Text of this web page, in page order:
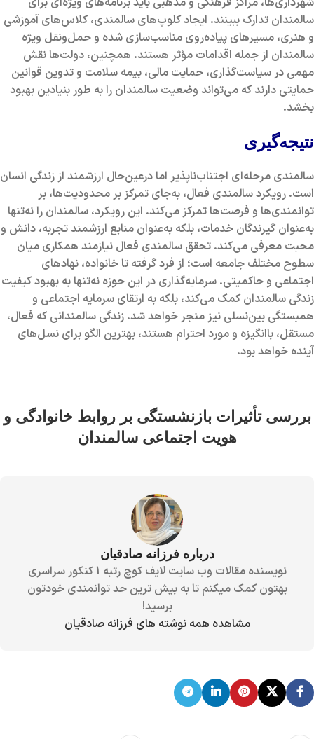
سالمندان تدارک ببینند. ایجاد کلوپ‌های سالمندی، کلاس‌های آموزشی
و هنری، مسیرهای پیاده‌روی مناسب‌سازی شده و حمل‌ونقل ویژه
سالمندان از جمله اقدامات مؤثر هستند. همچنین، دولت‌ها نقش
مهمی در سیاست‌گذاری، حمایت مالی، بیمه سلامت و تدوین قوانین
حمایتی دارند که می‌تواند وضعیت سالمندان را به طور بنیادین بهبود
بخشد.
نتیجه‌گیری
سالمندی مرحله‌ای اجتناب‌ناپذیر اما درعین‌حال ارزشمند از زندگی انسان
است. رویکرد سالمندی فعال، به‌جای تمرکز بر محدودیت‌ها، بر
توانمندی‌ها و فرصت‌ها تمرکز می‌کند. این رویکرد، سالمندان را نه‌تنها
به‌عنوان گیرندگان خدمات، بلکه به‌عنوان منابع ارزشمند تجربه، دانش و
محبت معرفی می‌کند. تحقق سالمندی فعال نیازمند همکاری میان
سطوح مختلف جامعه است؛ از فرد گرفته تا خانواده، نهادهای
اجتماعی و حاکمیتی. سرمایه‌گذاری در این حوزه نه‌تنها به بهبود کیفیت
زندگی سالمندان کمک می‌کند، بلکه به ارتقای سرمایه اجتماعی و
همبستگی بین‌نسلی نیز منجر خواهد شد. زندگی سالمندانی که فعال،
مستقل، باانگیزه و مورد احترام هستند، بهترین الگو برای نسل‌های
آینده خواهد بود.
بررسی تأثیرات بازنشستگی بر روابط خانوادگی و
هویت اجتماعی سالمندان
درباره فرزانه صادقیان
نویسنده مقالات وب سایت لایف کوچ رتبه 1 کنکور سراسری
بهتون کمک میکنم تا به بیش ترین حد توانمندی خودتون
برسید!
مشاهده همه نوشته های فرزانه صادقیان